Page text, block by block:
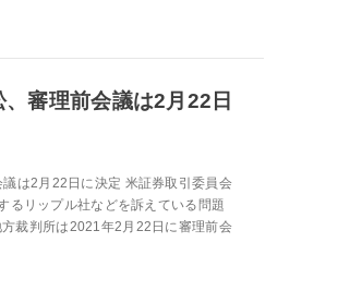
審理前会議は2月22日
は2月22日に決定 米証券取引委員会
るリップル社などを訴えている問題
裁判所は2021年2月22日に審理前会